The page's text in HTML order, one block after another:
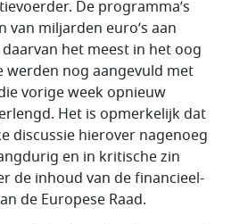
De programma’s
van miljarden euro’s aan
het meest in het oog
werden nog aangevuld met
vorige week opnieuw
Het is opmerkelijk dat
discussie hierover nagenoeg
en in kritische zin
de inhoud van de financieel-
de Europese Raad.